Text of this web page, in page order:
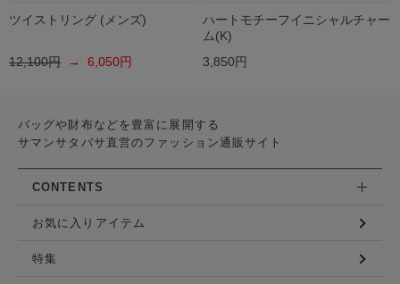
ツイストリング (メンズ)
12,100円 → 6,050円
ハートモチーフイニシャルチャー
ム(K)
3,850円
バッグや財布などを豊富に展開する
サマンサタバサ直営のファッション通販サイト
CONTENTS
お気に入りアイテム
特集